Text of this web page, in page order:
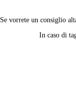
Se vorrete un consiglio
In caso di